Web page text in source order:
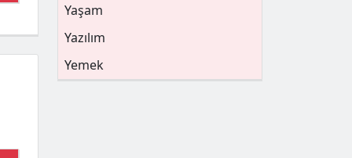
Yaşam
Yazılım
Yemek